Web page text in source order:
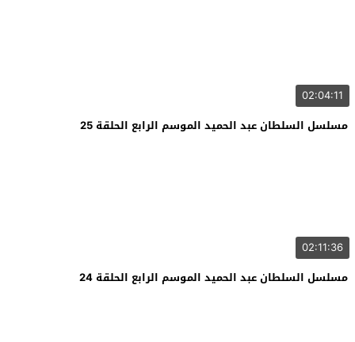
02:04:11
مسلسل السلطان عبد الحميد الموسم الرابع الحلقة 25
02:11:36
مسلسل السلطان عبد الحميد الموسم الرابع الحلقة 24